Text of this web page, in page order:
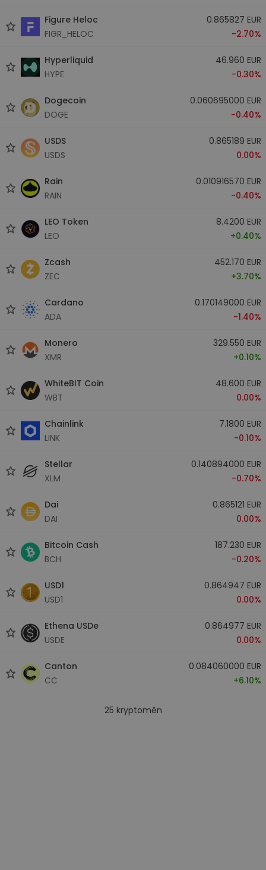
Figure Heloc
FIGR_HELOC
0.865827 EUR
-2.70%
Hyperliquid
HYPE
46.960 EUR
-0.30%
Dogecoin
DOGE
0.060695000 EUR
-0.40%
USDS
USDS
0.865189 EUR
0.00%
Rain
RAIN
0.010916570 EUR
-0.40%
LEO Token
LEO
8.4200 EUR
+0.40%
Zcash
ZEC
452.170 EUR
+3.70%
Cardano
ADA
0.170149000 EUR
-1.40%
Monero
XMR
329.550 EUR
+0.10%
WhiteBIT Coin
WBT
48.600 EUR
0.00%
Chainlink
LINK
7.1800 EUR
-0.10%
Stellar
XLM
0.140894000 EUR
-0.70%
Dai
DAI
0.865121 EUR
0.00%
Bitcoin Cash
BCH
187.230 EUR
-0.20%
USD1
USD1
0.864947 EUR
0.00%
Ethena USDe
USDE
0.864977 EUR
0.00%
Canton
CC
0.084060000 EUR
+6.10%
25 kryptoměn